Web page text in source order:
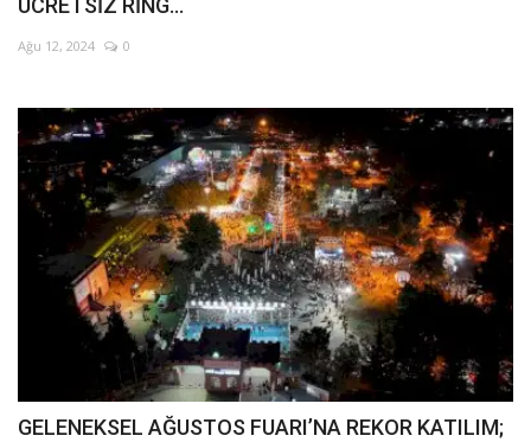
ÜCRETSİZ RİNG...
Ağu 12, 2024 0
GELENEKSEL AĞUSTOS FUARI’NA REKOR KATILIM;